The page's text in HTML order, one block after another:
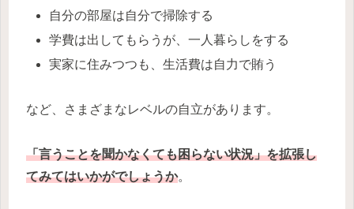
自分の部屋は自分で掃除する
学費は出してもらうが、一人暮らしをする
実家に住みつつも、生活費は自力で賄う
など、さまざまなレベルの自立があります。
「言うことを聞かなくても困らない状況」を拡張し
てみてはいかがでしょうか。